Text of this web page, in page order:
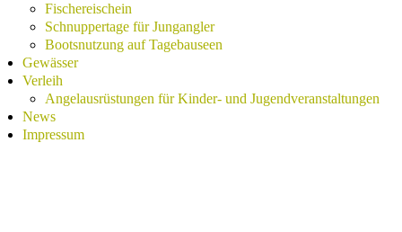
Fischereischein
Schnuppertage für Jungangler
Bootsnutzung auf Tagebauseen
Gewässer
Verleih
Angelausrüstungen für Kinder- und Jugendveranstaltungen
News
Impressum